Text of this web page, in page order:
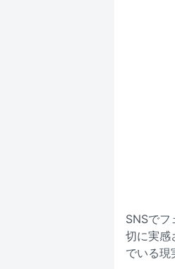
SNSで
切に実感
でいる現